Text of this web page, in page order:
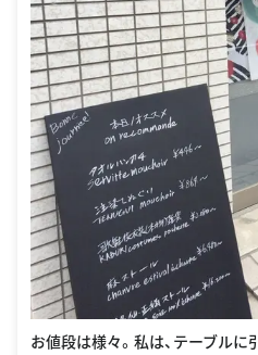
お値段は様々。私は、テーブル